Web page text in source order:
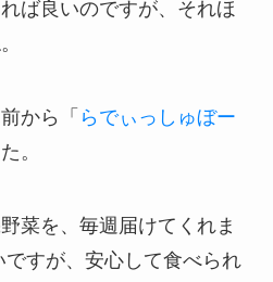
ば良いのですが、それほ
から「 らでぃっしゅぼー
。
菜を、毎週届けてくれま
すが、安心して食べられ